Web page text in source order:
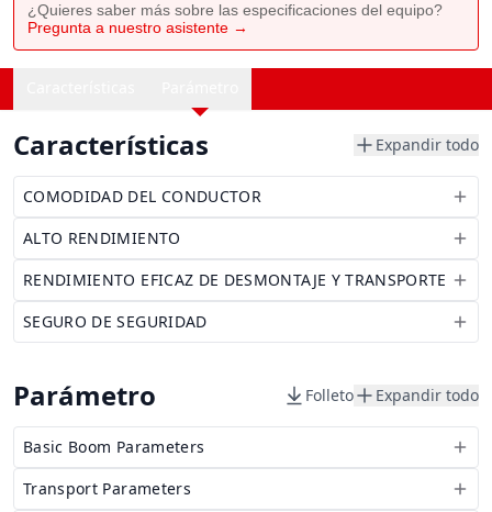
¿Quieres saber más sobre las especificaciones del equipo?
Pregunta a nuestro asistente →
Características Expandir todo
COMODIDAD DEL CONDUCTOR
ALTO RENDIMIENTO
RENDIMIENTO EFICAZ DE DESMONTAJE Y TRANSPORTE
SEGURO DE SEGURIDAD
Parámetro Folleto Expandir todo
Basic Boom Parameters
Transport Parameters